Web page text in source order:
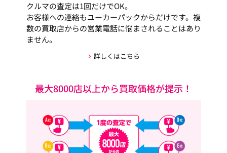
クルマの査定は1回だけでOK。
お客様への連絡もユーカーパックからだけです。複
数の買取店からの営業電話に悩まされることはあり
ません。
詳しくはこちら
最大8000店以上から買取価格が提示！